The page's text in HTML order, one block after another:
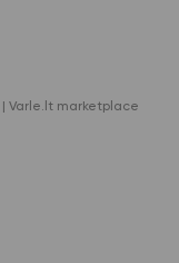
Varle.lt marketplace